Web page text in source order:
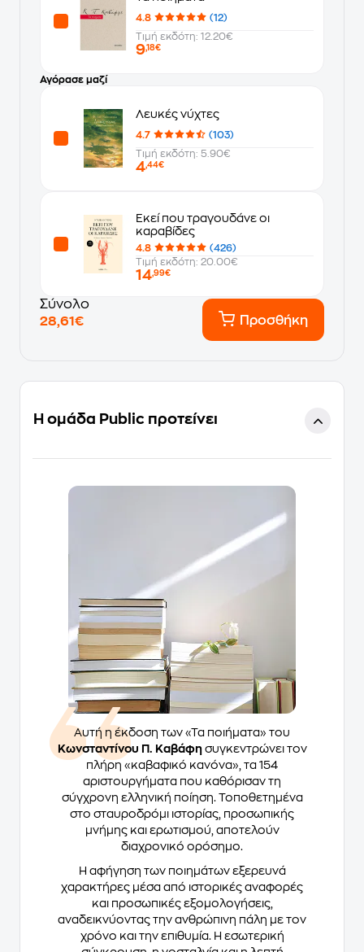
4.8
(12)
Τιμή εκδότη: 12.20€
9,18€
Αγόρασε μαζί
Λευκές νύχτες
4.7
(103)
Τιμή εκδότη: 5.90€
4,44€
Εκεί που τραγουδάνε οι
καραβίδες
4.8
(426)
Τιμή εκδότη: 20.00€
14,99€
Σύνολο
28,61€
Προσθήκη
Η ομάδα Public προτείνει
Αυτή η έκδοση των «Τα ποιήματα» του
Κωνσταντίνου Π. Καβάφησυγκεντρώνει τον
πλήρη «καβαφικό κανόνα», τα 154
αριστουργήματα που καθόρισαν τη
σύγχρονη ελληνική ποίηση. Τοποθετημένα
στο σταυροδρόμι ιστορίας, προσωπικής
μνήμης και ερωτισμού, αποτελούν
διαχρονικό ορόσημο.
Η αφήγηση των ποιημάτων εξερευνά
χαρακτήρες μέσα από ιστορικές αναφορές
και προσωπικές εξομολογήσεις,
αναδεικνύοντας την ανθρώπινη πάλη με τον
χρόνο και την επιθυμία. Η εσωτερική